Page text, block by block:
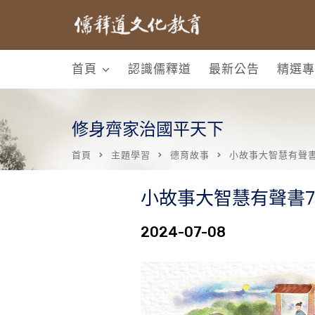
首頁 認識儒釋道 最新公告 精選
修身齊家治國平天下
首頁 主題學習 德育故事 小故事大智慧有聲
小故事大智慧有聲
2024-07-08